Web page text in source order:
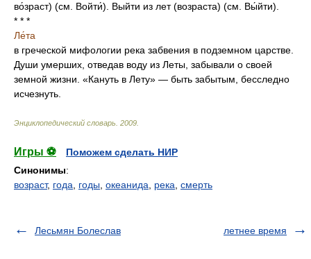
во́зраст) (см. Войти́). Выйти из лет (возраста) (см. Вы́йти).
* * *
Ле́та
в греческой мифологии река забвения в подземном царстве.
Души умерших, отведав воду из Леты, забывали о своей
земной жизни. «Кануть в Лету» — быть забытым, бесследно
исчезнуть.
Энциклопедический словарь 2009
Игры ⚽
Поможем сделать НИР
Синонимы:
возраст, года годы океанида река смерть
Лесьмян Болеслав летнее время